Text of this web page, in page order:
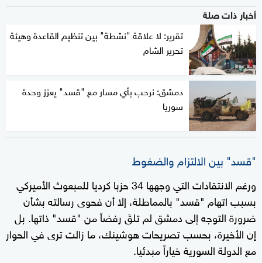
أخبار ذات صلة
تقرير: لا علاقة "نشطة" بين تنظيم القاعدة وهيئة
تحرير الشام
دمشق: نرحب بأي مسار مع "قسد" يعزز وحدة
سوريا
"قسد" بين الالتزام والضغوط
ورغم الانتقادات التي وجهها 34 حزبا كرديا للمبعوث الأميركي
بسبب اتهام "قسد" بالمماطلة، إلا أن فحوى رسالته بشأن
ضرورة التوجه إلى دمشق لم تلقَ رفضاً من "قسد" ذاتها. بل
إن الأخيرة، بحسب تصريحات هوشينك، ما زالت ترى في الحوار
مع الدولة السورية خياراً مبدئيا.